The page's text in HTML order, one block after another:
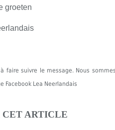
groeten
faire suivre le message. Nous
Facebook Lea Neerlandais
CET ARTICLE